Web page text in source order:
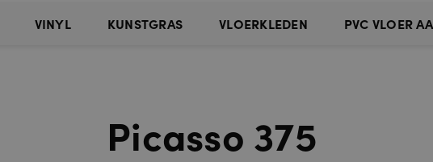
VINYL KUNSTGRAS VLOERKLEDEN PVC VLOER
Picasso 375